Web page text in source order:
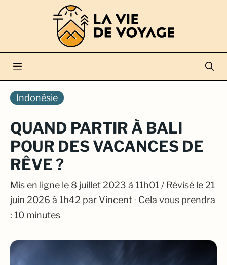
Menu
Indonésie
QUAND PARTIR À BALI
POUR DES VACANCES DE
RÊVE ?
Mis en ligne le 8 juillet 2023 à 11h01 / Révisé le 21
juin 2026 à 1h42 par Vincent · Cela vous prendra
: 10 minutes